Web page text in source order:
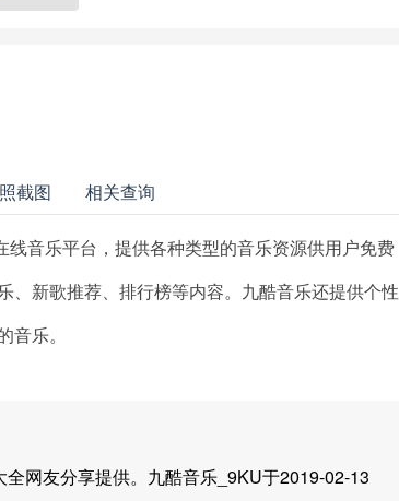
截图 相关查询
音乐平台，提供各种类型的音乐资源供用户免费
、新歌推荐、排行榜等内容。九酷音乐还提供个性
乐。
网友分享提供。九酷音乐_9KU于2019-02-13